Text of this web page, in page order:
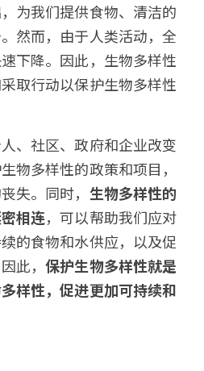
为我们提供食物、清洁的
然而，由于人类活动，全
下降。因此，生物多样性
取行动以保护生物多样性
、社区、政府和企业改变
物多样性的政策和项目，
失。同时， 生物多样性的
相连，可以帮助我们应对
的食物和水供应，以及促
此，保护生物多样性就是
样性，促进更加可持续和